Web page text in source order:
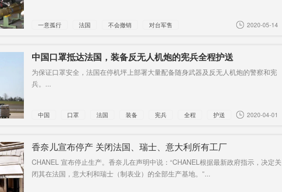
一意孤行 法国 不会撤销 对台军售 2020-05-14
中国口罩抵达法国，装备反无人机炮的宪兵全程护送
为保证口罩安全，法国在停机坪上部署大量配备随身武器及反无人机炮的警察和宪
兵。...
中国 口罩 法国 装备 宪兵 全程 护送 2020-04-01
香奈儿宣布停产 关闭法国、瑞士、意大利所有工厂
CHANEL 宣布停止生产。香奈儿在声明中说：“CHANEL根据最新政府指示，决定关
闭其在法国，意大利和瑞士（制表业）的全部生产基地。”...